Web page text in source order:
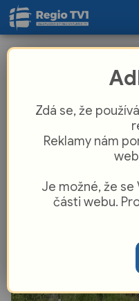
za 25 milionů.
Zdá se, že
Reklamy nám
Je možné, že
části webu.